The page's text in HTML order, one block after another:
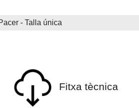
- Talla única
Fitxa tècnica